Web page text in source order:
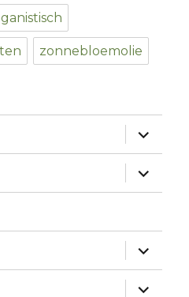
zonnebloemolie
expand
child
menu
expand
child
menu
expand
child
menu
expand